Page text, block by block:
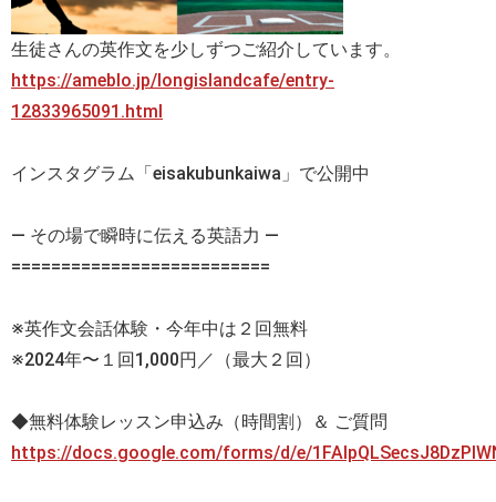
生徒さんの英作文を少しずつご紹介しています。
https://ameblo.jp/longislandcafe/entry-
12833965091.html
インスタグラム「eisakubunkaiwa」で公開中
— その場で瞬時に伝える英語力 —
==========================
※英作文会話体験・今年中は２回無料
※2024年〜１回1,000円／（最大２回）
◆無料体験レッスン申込み（時間割）＆ ご質問
https://docs.google.com/forms/d/e/